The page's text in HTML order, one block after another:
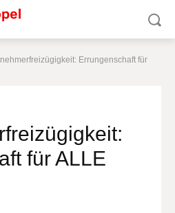
Errungenschaft für
für ALLE